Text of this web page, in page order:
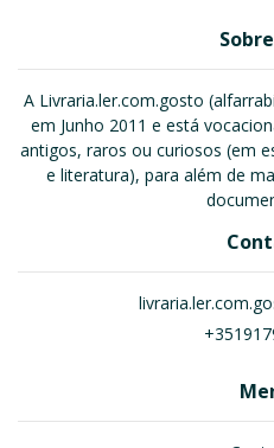
A Livraria.ler.com.gosto
em Junho 2011 e está
antigos, raros ou curiosos (em
e literatura), para além de